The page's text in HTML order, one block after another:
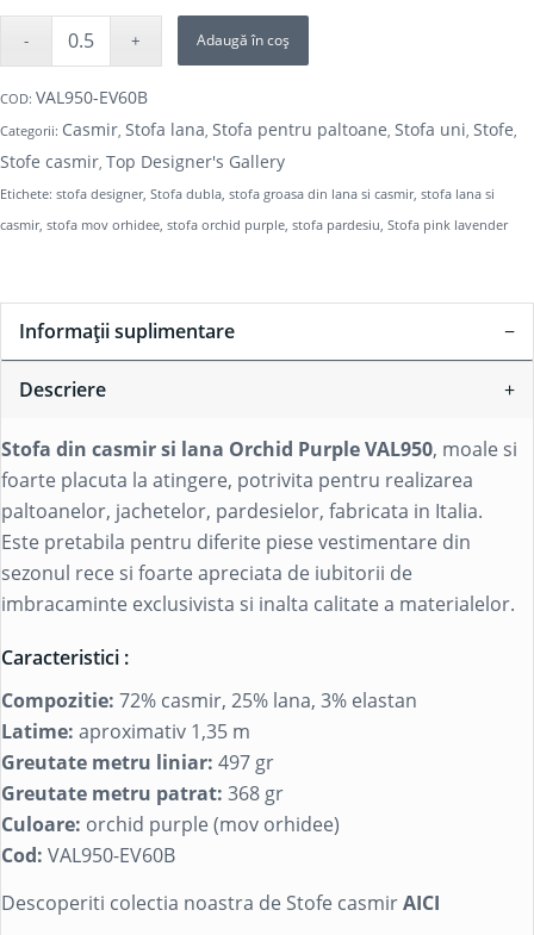
Adaugă în coș
COD: VAL950-EV60B
Categorii: Casmir Stofa lana Stofa pentru paltoane Stofa uni Stofe
Stofe casmir Top Designer's Gallery
Etichete: stofa designer, Stofa dubla stofa groasa din lana si casmir, stofa lana si
casmir, stofa mov orhidee stofa orchid purple stofa pardesiu Stofa pink lavender
Descriere
Stofa din casmir si lana Orchid Purple VAL950, moale si
foarte placuta la atingere, potrivita pentru realizarea
paltoanelor, jachetelor, pardesielor, fabricata in Italia.
Este pretabila pentru diferite piese vestimentare din
sezonul rece si foarte apreciata de iubitorii de
imbracaminte exclusivista si inalta calitate a materialelor.
Caracteristici :
Compozitie: 72% casmir, 25% lana, 3% elastan
Latime: aproximativ 1,35 m
Greutate metru liniar: 497 gr
Greutate metru patrat: 368 gr
Culoare: orchid purple (mov orhidee)
Cod: VAL950-EV60B
Descoperiti colectia noastra de Stofe casmirAICI
Informații suplimentare